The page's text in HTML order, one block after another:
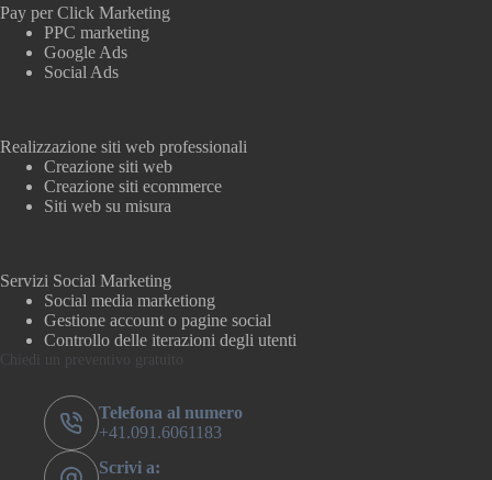
Pay per Click Marketing
PPC marketing
Google Ads
Social Ads
Realizzazione siti web professionali
Creazione siti web
Creazione siti ecommerce
Siti web su misura
Servizi Social Marketing
Social media marketiong
Gestione account o pagine social
Controllo delle iterazioni degli utenti
Chiedi un preventivo gratuito
Telefona al numero
+41.091.6061183
Scrivi a: